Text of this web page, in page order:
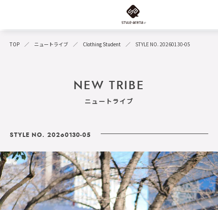
TOP ニュートライブ Clothing Student STYLE NO. 20260130-05
NEW TRIBE
ニュートライブ
STYLE NO. 20260130-05